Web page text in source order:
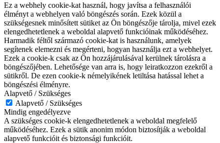
Ez a webhely cookie-kat használ, hogy javítsa a felhasználói
élményt a webhelyen való böngészés során. Ezek közül a
szükségesnek minősített sütiket az Ön böngészője tárolja, mivel ezek
elengedhetetlenek a weboldal alapvető funkcióinak működéséhez.
Harmadik féltől származó cookie-kat is használunk, amelyek
segítenek elemezni és megérteni, hogyan használja ezt a webhelyet.
Ezek a cookie-k csak az Ön hozzájárulásával kerülnek tárolásra a
böngészőjében. Lehetősége van arra is, hogy leiratkozzon ezekről a
sütikről. De ezen cookie-k némelyikének letiltása hatással lehet a
böngészési élményre.
Alapvető / Szükséges
Alapvető / Szükséges
Mindig engedélyezve
A szükséges cookie-k elengedhetetlenek a weboldal megfelelő
működéséhez. Ezek a sütik anonim módon biztosítják a weboldal
alapvető funkcióit és biztonsági funkcióit.